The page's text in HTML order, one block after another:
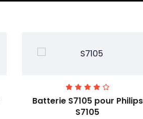
Batterie S7105 pour Philips
S7105